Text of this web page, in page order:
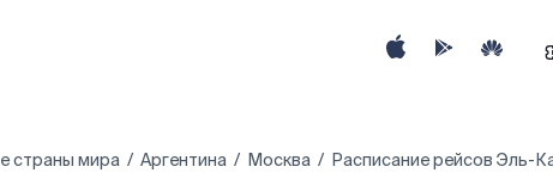
страны мира Аргентина Москва Расписание рейсов Эль-